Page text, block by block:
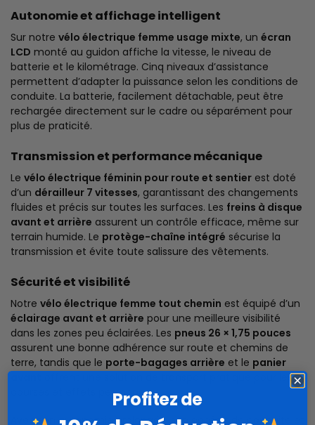
Autonomie et affichage intelligent
Sur notre vélo électrique femme usage mixte, un écran
LCD monté au guidon affiche la vitesse, le niveau de
batterie et le kilométrage. Cinq niveaux d’assistance
permettent d’adapter la puissance selon les conditions de
conduite. La batterie, facilement détachable, peut être
rechargée directement sur le cadre ou séparément pour
plus de praticité.
Transmission et performance mécanique
Le vélo électrique féminin pour route et sentier est doté
d’un dérailleur 7 vitesses, garantissant des changements
fluides et précis sur toutes les surfaces. Les freins à disque
avant et arrière assurent un contrôle efficace, même sur
terrain humide. Le protège-chaîne intégré sécurise la
transmission et évite toute salissure des vêtements.
Sécurité et visibilité
Notre vélo électrique femme tout chemin est équipé d’un
éclairage avant et arrière pour une meilleure visibilité
dans les zones peu éclairées. Les pneus 26 × 1,75 pouces
assurent une bonne adhérence sur route et chemins de
terre, tandis que le porte-bagages arrière et le panier
offrent une solution de transport pratique pour les
courses et effets personnels.
Avec son autonomie prolongée, son confort de conduite et
Profitez de